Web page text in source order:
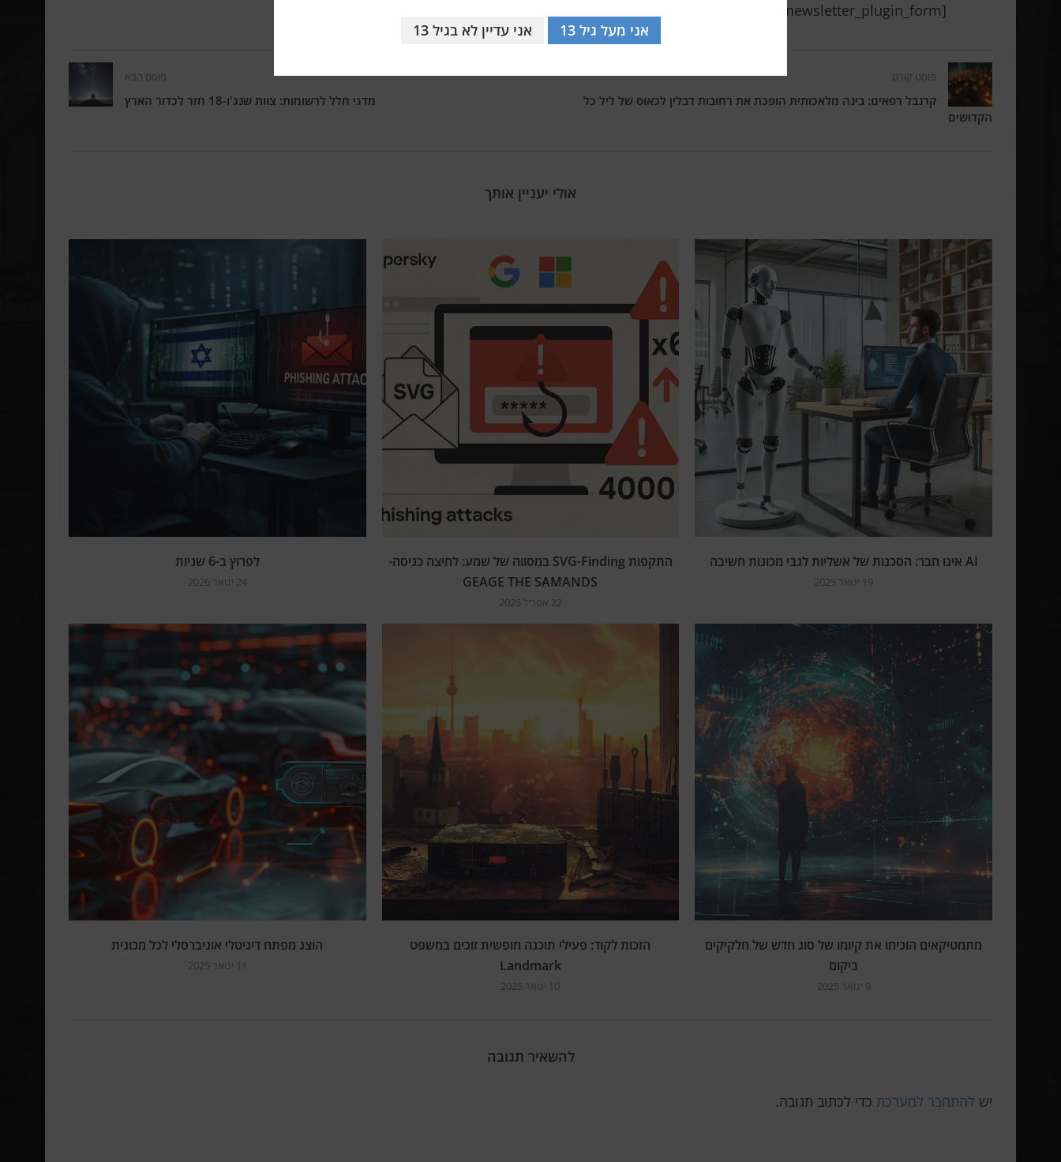
אני מעל גיל 13 אני עדיין לא בגיל 13
[newsletter_plugin_form]
פוסט קודם
קרנבל רפאים: בינה מלאכותית הופכת את רחובות דבלין לכאוס של ליל כל
הקדושים
פוסט הבא
מדגי חלל לרשומות: צוות שנג'ו-18 חזר לכדור הארץ
אולי יעניין אותך
לפרוץ ב-6 שניות
24 ינואר 2026
התקפות SVG-Finding במסווה של שמע: לחיצה כניסה-
GEAGE THE SAMANDS
22 אפריל 2025
AI אינו חבר: הסכנות של אשליות לגבי מכונות חשיבה
19 ינואר 2025
הוצג מפתח דיגיטלי אוניברסלי לכל מכונית
11 ינואר 2025
הזכות לקוד: פעילי תוכנה חופשית זוכים במשפט
Landmark
10 ינואר 2025
מתמטיקאים הוכיחו את קיומו של סוג חדש של חלקיקים
ביקום
9 ינואר 2025
להשאיר תגובה
יש להתחבר למערכת כדי לכתוב תגובה.